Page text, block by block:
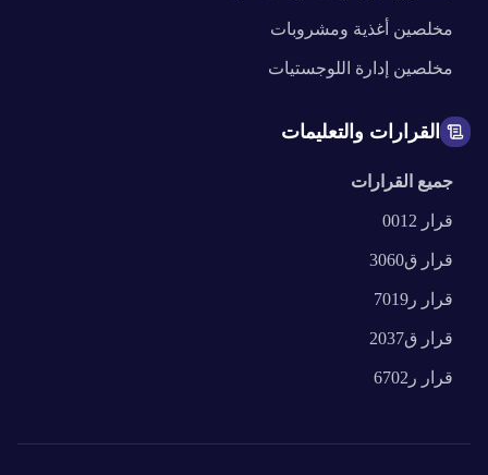
مخلصين أغذية ومشروبات
مخلصين إدارة اللوجستيات
القرارات والتعليمات
جميع القرارات
قرار 0012
قرار ق3060
قرار ر7019
قرار ق2037
قرار ر6702